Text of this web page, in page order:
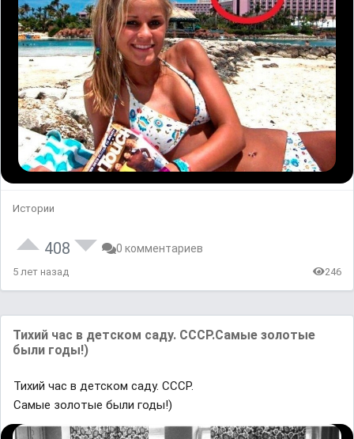
Истории
408 0 комментариев
5 лет назад 246
Тихий час в детском саду. СССР.Самые золотые
были годы!)
Тихий час в детском саду. СССР.
Самые золотые были годы!)